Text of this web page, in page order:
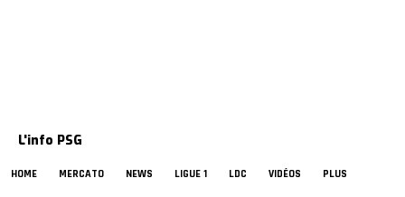
L'info PSG
HOME MERCATO NEWS LIGUE 1 LDC VIDÉOS PLUS